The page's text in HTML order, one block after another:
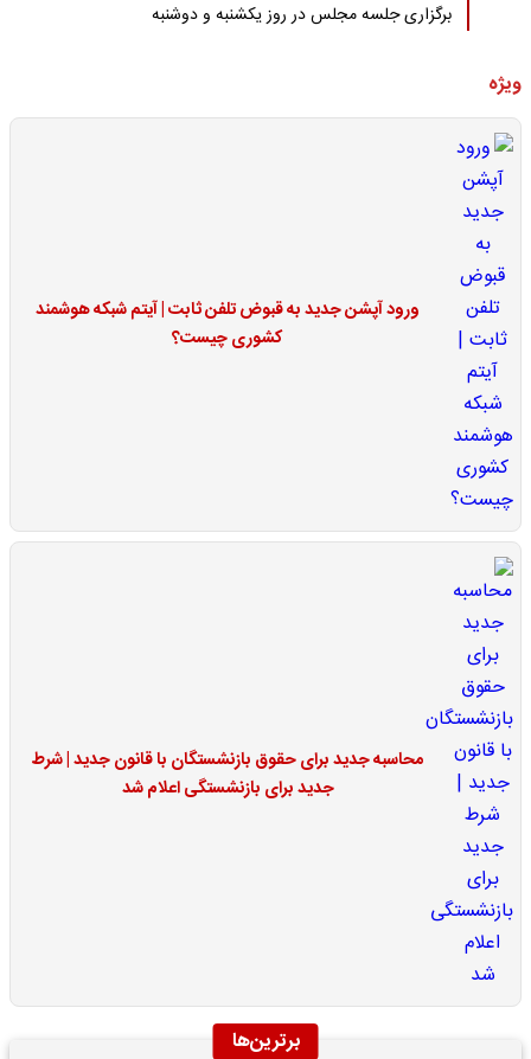
برگزاری جلسه مجلس در روز یکشنبه و دوشنبه
ویژه
ورود آپشن جدید به قبوض تلفن ثابت | آیتم شبکه هوشمند
کشوری چیست؟
محاسبه جدید برای حقوق بازنشستگان با قانون جدید | شرط
جدید برای بازنشستگی اعلام شد
برترین‌ها